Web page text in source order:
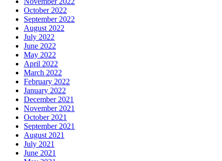
October 2022
September 2022
August 2022
July 2022
June 2022
May 2022
April 2022
March 2022
February 2022
January 2022
December 2021
November 2021
October 2021
September 2021
August 2021
July 2021
June 2021